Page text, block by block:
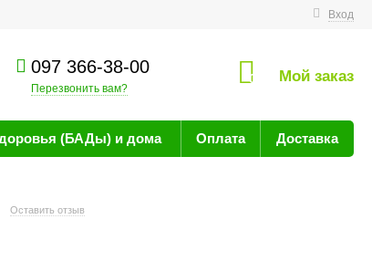
Вход
097 366-38-00
Перезвонить вам?
0 Мой заказ
(БАДы) и дома Оплата Доставка
Оставить отзыв